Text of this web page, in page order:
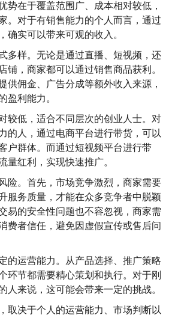
势在于覆盖范围广、成本相对较低，
。对于有销售能力的个人而言，通过
确实可以带来可观的收入。
多样。无论是通过直播、短视频，还
铺，商家都可以通过销售商品获利。
供佣金、广告分成等额外收入来源，
盈利能力。
较低，适合不同层次的创业人士。对
的人，通过电商平台进行带货，可以
户群体。而通过短视频平台进行带
量红利，实现快速推广。
险。首先，市场竞争激烈，商家需要
服务质量，才能在众多竞争者中脱颖
易的安全性问题也不容忽视，商家需
费者信任，避免因虚假宣传或售后问
的运营能力。从产品选择、推广策略
环节都需要精心策划和执行。对于刚
人来说，这可能会带来一定的挑战。
取决于个人的运营能力、市场判断以